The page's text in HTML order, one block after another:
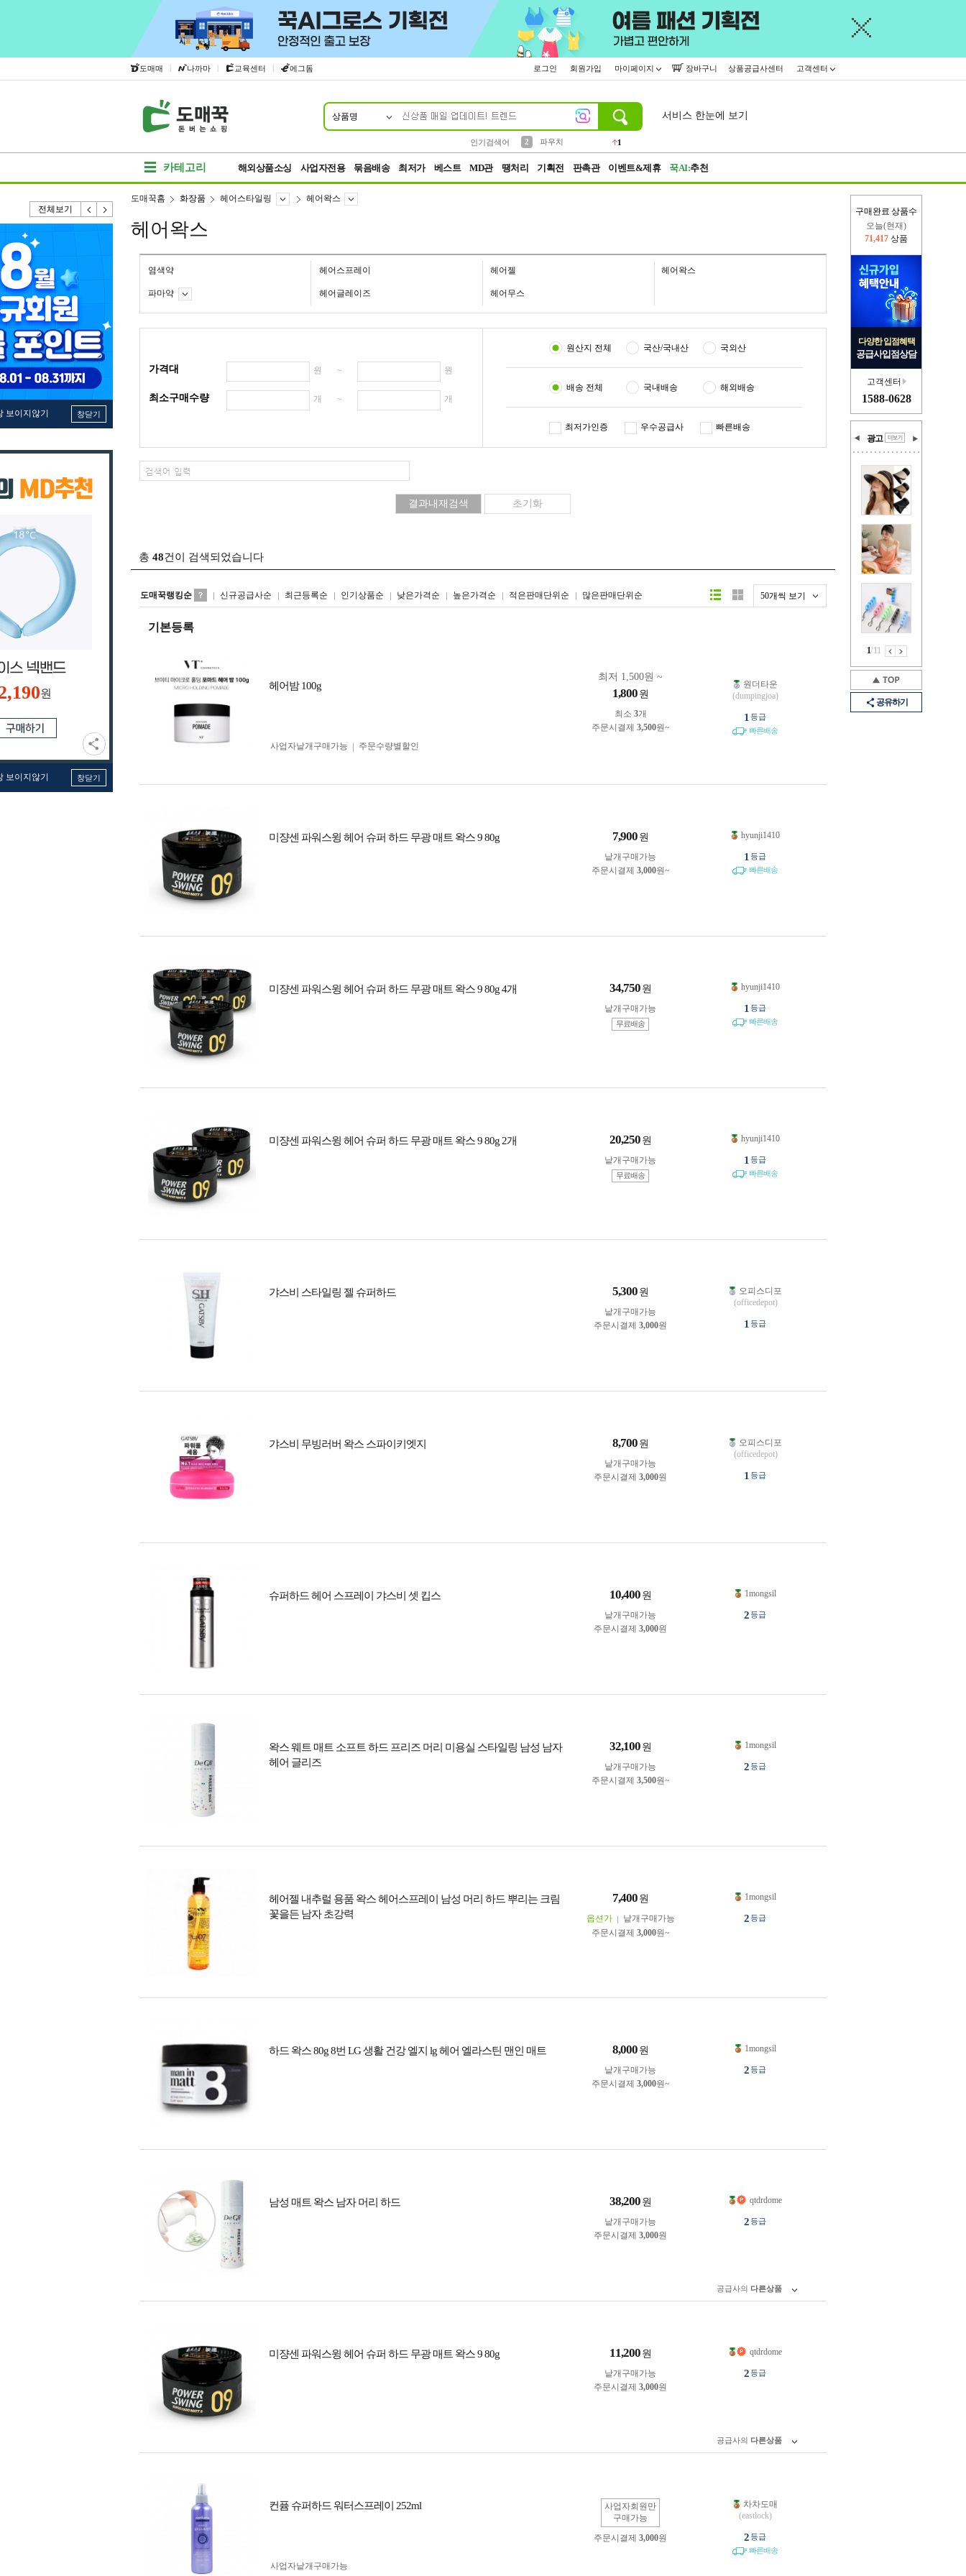
도매매 | 나까마 | 교육센터 | 에그돔 로그인 회원가입 마이페이지 장바구니 상품공급사센터 고객센터
상품명
인기검색어
2
파우치
1
서비스 한눈에 보기
카테고리 해외상품소싱 사업자전용 묶음배송 최저가 베스트 MD관 땡처리 기획전 판촉관 이벤트&제휴 꾹AI:추천
전체보기
보이지않기 창닫기
원
보이지않기 창닫기
구매완료 상품수
오늘(현재)
71,417 상품
다양한 입점혜택
공급사입점상담
고객센터
1588-0628
광고
1/11
공유하기
도매꾹홈 화장품 헤어스타일링 헤어왁스
헤어왁스
염색약 헤어스프레이 헤어젤 헤어왁스
파마약 헤어글레이즈 헤어무스
가격대 원 ~ 원
최소구매수량 개 ~ 개
원산지 전체 국산/국내산 국외산
배송 전체 국내배송 해외배송
최저가인증 우수공급사 빠른배송
총 48건이 검색되었습니다
도매꾹랭킹순 신규공급사순 최근등록순 인기상품순 낮은가격순 높은가격순 적은판매단위순 많은판매단위순 50개씩 보기
리스트형갤러리형
기본등록
헤어밤 100g
최저 1,500원 ~
1,800 원
최소 3개
주문시결제 3,500원~
사업자 낱개구매가능
주문수량별할인
원더타운
(dumpingjoa)
1 등급
빠른배송
미쟝센 파워스윙 헤어 슈퍼 하드 무광 매트 왁스 9 80g 7,900 원
낱개구매가능
주문시결제 3,000원~
hyunji1410
1 등급
빠른배송
미쟝센 파워스윙 헤어 슈퍼 하드 무광 매트 왁스 9 80g 4개 34,750 원
낱개구매가능
무료배송
hyunji1410
1 등급
빠른배송
미쟝센 파워스윙 헤어 슈퍼 하드 무광 매트 왁스 9 80g 2개 20,250 원
낱개구매가능
무료배송
hyunji1410
1 등급
빠른배송
갸스비 스타일링 젤 슈퍼하드 5,300 원
낱개구매가능
주문시결제 3,000원
오피스디포
(officedepot)
1 등급
갸스비 무빙러버 왁스 스파이키엣지 8,700 원
낱개구매가능
주문시결제 3,000원
오피스디포
(officedepot)
1 등급
슈퍼하드 헤어 스프레이 갸스비 셋 킵스 10,400 원
낱개구매가능
주문시결제 3,000원
1mongsil
2등급
왁스 웨트 매트 소프트 하드 프리즈 머리 미용실 스타일링 남성 남자
헤어 글리즈
32,100 원
낱개구매가능
주문시결제 3,500원~
1mongsil
2등급
헤어젤 내추럴 용품 왁스 헤어스프레이 남성 머리 하드 뿌리는 크림
꽃을든 남자 초강력
7,400 원
옵션가
낱개구매가능
주문시결제 3,000원~
1mongsil
2등급
하드 왁스 80g 8번 LG 생활 건강 엘지 lg 헤어 엘라스틴 맨인 매트 8,000 원
낱개구매가능
주문시결제 3,000원~
1mongsil
2등급
남성 매트 왁스 남자 머리 하드 38,200 원
낱개구매가능
주문시결제 3,000원
qtdrdome
2등급
공급사의 다른상품
미쟝센 파워스윙 헤어 슈퍼 하드 무광 매트 왁스 9 80g 11,200 원
낱개구매가능
주문시결제 3,000원
qtdrdome
2등급
공급사의 다른상품
컨퓸 슈퍼하드 워터스프레이 252ml
사업자회원만
구매가능
주문시결제 3,000원
사업자 낱개구매가능
차차도매
(eastlock)
2등급
빠른배송